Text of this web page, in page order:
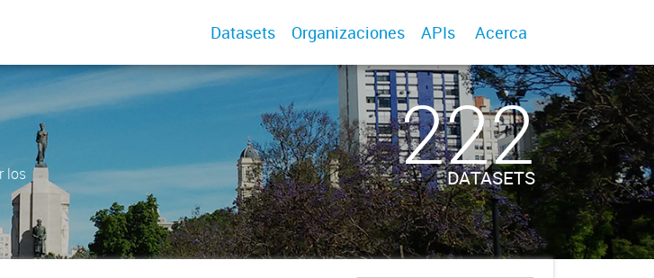
Datasets Organizaciones APIs Acerca
los
222
DATASETS